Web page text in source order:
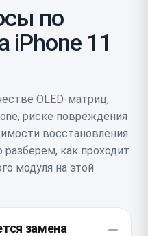
по
iPhone 11
OLED-матриц,
риске повреждения
восстановления
как проходит
модуля на этой
замена